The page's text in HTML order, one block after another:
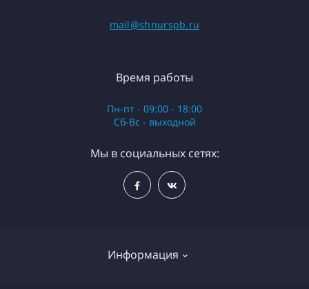
mail@shnurspb.ru
Информация
Время работы
Пн-пт - 09:00 - 18:00
Сб-Вс - выходной
Мы в социальных сетях: